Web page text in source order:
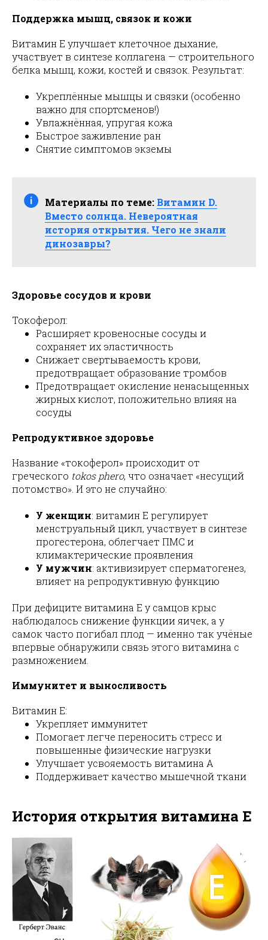
Поддержка мышц, связок и кожи
Витамин E улучшает клеточное дыхание,
участвует в синтезе коллагена — строительного
белка мышц, кожи, костей и связок. Результат:
Укреплённые мышцы и связки (особенно
важно для спортсменов!)
Увлажнённая, упругая кожа
Быстрое заживление ран
Снятие симптомов экземы
Материалы по теме: Витамин D.
Вместо солнца. Невероятная
история открытия. Чего не знали
динозавры?
Здоровье сосудов и крови
Токоферол:
Расширяет кровеносные сосуды и
сохраняет их эластичность
Снижает свертываемость крови,
предотвращает образование тромбов
Предотвращает окисление ненасыщенных
жирных кислот, положительно влияя на
сосуды
Репродуктивное здоровье
Название «токоферол» происходит от
греческого tokos phero, что означает «несущий
потомство». И это не случайно:
У женщин: витамин E регулирует
менструальный цикл, участвует в синтезе
прогестерона, облегчает ПМС и
климактерические проявления
У мужчин: активизирует сперматогенез,
влияет на репродуктивную функцию
При дефиците витамина E у самцов крыс
наблюдалось снижение функции яичек, а у
самок часто погибал плод — именно так учёные
впервые обнаружили связь этого витамина с
размножением.
Иммунитет и выносливость
Витамин E:
Укрепляет иммунитет
Помогает легче переносить стресс и
повышенные физические нагрузки
Улучшает усвояемость витамина A
Поддерживает качество мышечной ткани
История открытия витамина E